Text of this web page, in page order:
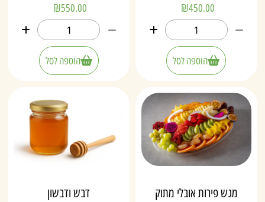
₪450.00
הוספה לסל
₪550.00
הוספה לסל
מגש פירות אובלי מתוק דבש ודבשון